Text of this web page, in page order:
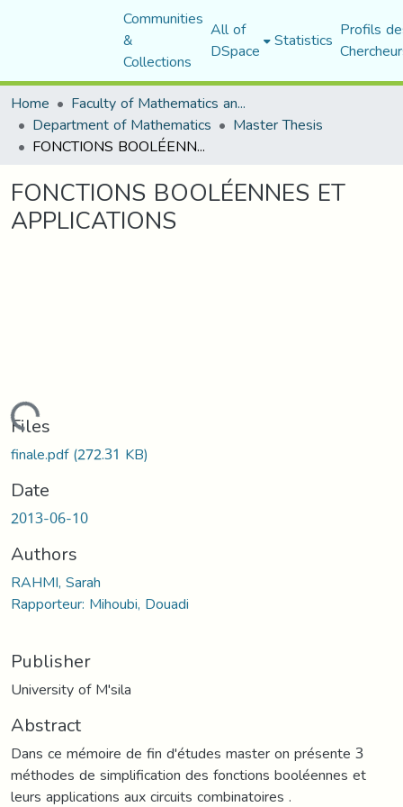
Communities
&
Collections
All of
DSpace Statistics Profils
Home
Faculty of Mathematics and Computer Science
Department of Mathematics Master Thesis
FONCTIONS BOOLÉENNES ET APPLICATIONS
FONCTIONS BOOLÉENNES ET
APPLICATIONS
Loading...
Files
finale.pdf(272.31 KB)
Date
2013-06-10
Authors
RAHMI, Sarah
Rapporteur: Mihoubi, Douadi
Publisher
University of M'sila
Abstract
Dans ce mémoire de fin d'études master on présente 3
méthodes de simplification des fonctions booléennes et
leurs applications aux circuits combinatoires .